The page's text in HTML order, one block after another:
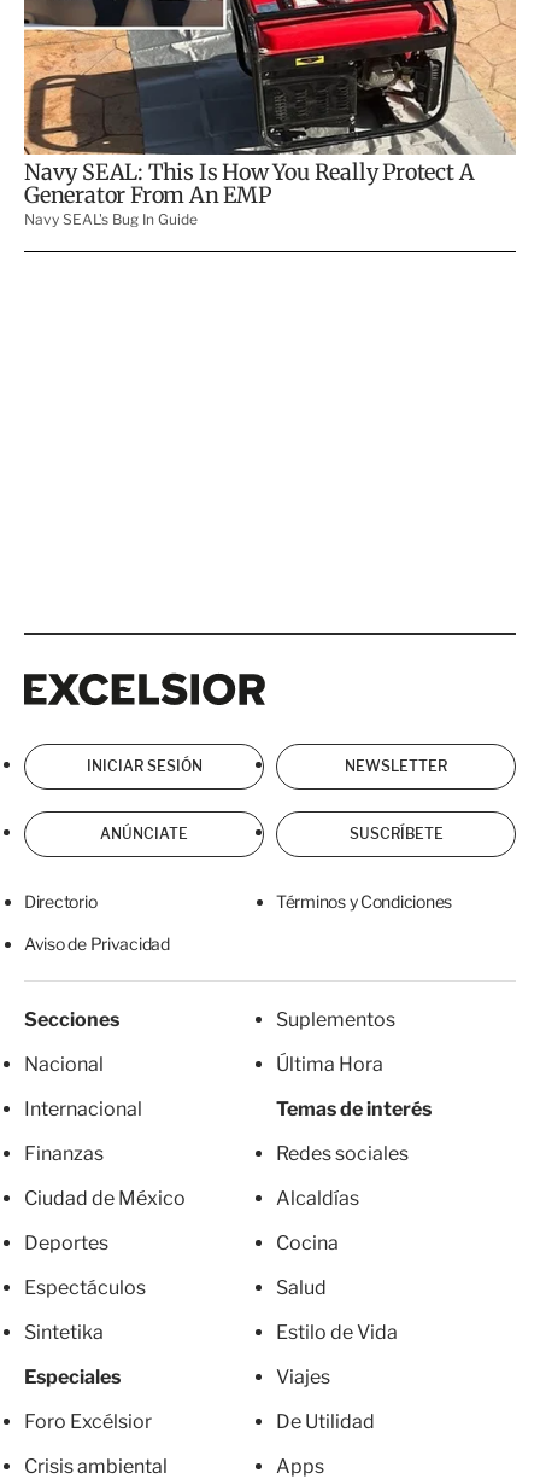
INICIAR SESIÓN NEWSLETTER
ANÚNCIATE SUSCRÍBETE
Directorio Términos y Condiciones
Aviso de Privacidad
Secciones
Nacional
Internacional
Finanzas
Ciudad de México
Deportes
Espectáculos
Sintetika
Especiales
Foro Excélsior
Crisis ambiental
Suplementos
Última Hora
Temas de interés
Redes sociales
Alcaldías
Cocina
Salud
Estilo de Vida
Viajes
De Utilidad
Apps